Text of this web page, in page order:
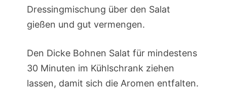
Dressingmischung über den Salat
gießen und gut vermengen.
Den Dicke Bohnen Salat für mindestens
30 Minuten im Kühlschrank ziehen
lassen, damit sich die Aromen entfalten.